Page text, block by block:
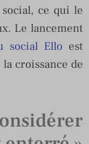
ce qui le
Le lancement
social Elloest
croissance de